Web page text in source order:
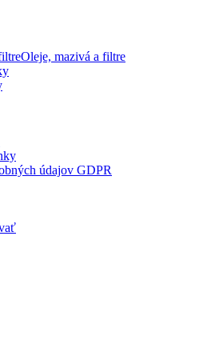
Oleje, mazivá a filtre
údajov GDPR